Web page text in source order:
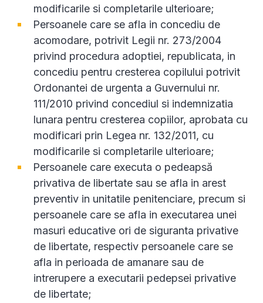
modificarile si completarile ulterioare;
Persoanele care se afla in concediu de
acomodare, potrivit Legii nr. 273/2004
privind procedura adoptiei, republicata, in
concediu pentru cresterea copilului potrivit
Ordonantei de urgenta a Guvernului nr.
111/2010 privind concediul si indemnizatia
lunara pentru cresterea copiilor, aprobata cu
modificari prin Legea nr. 132/2011, cu
modificarile si completarile ulterioare;
Persoanele care executa o pedeapsă
privativa de libertate sau se afla in arest
preventiv in unitatile penitenciare, precum si
persoanele care se afla in executarea unei
masuri educative ori de siguranta privative
de libertate, respectiv persoanele care se
afla in perioada de amanare sau de
intrerupere a executarii pedepsei privative
de libertate;